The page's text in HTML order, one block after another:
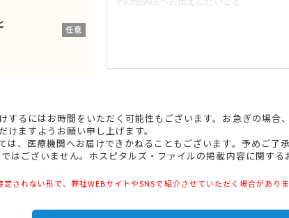
任意
るにはお時間をいただく可能性もございます。お急ぎの場合
ますようお願い申し上げます。
、医療機関へお届けできかねることもございます。予めご了承
はございません。ホスピタルズ・ファイルの掲載内容に関する
されない形で、弊社WEBサイトやSNSで紹介させていただく場合があり